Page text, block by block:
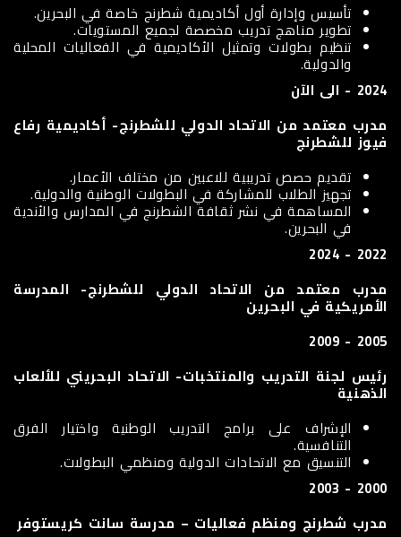
تأسيس وإدارة أول أكاديمية شطرنج خاصة في البحرين.
تطوير مناهج تدريب مخصصة لجميع المستويات.
تنظيم بطولات وتمثيل الأكاديمية في الفعاليات المحلية
والدولية.
2024 - الى الآن
مدرب معتمد من الاتحاد الدولي للشطرنج- أكاديمية رفاع
فيوز للشطرنج
تقديم حصص تدريبية للاعبين من مختلف الأعمار.
تجهيز الطلاب للمشاركة في البطولات الوطنية والدولية.
المساهمة في نشر ثقافة الشطرنج في المدارس والأندية
في البحرين.
2022 - 2024
مدرب معتمد من الاتحاد الدولي للشطرنج- المدرسة
الأمريكية في البحرين
2005 - 2009
رئيس لجنة التدريب والمنتخبات- الاتحاد البحريني للألعاب
الذهنية
الإشراف على برامج التدريب الوطنية واختيار الفرق
التنافسية.
التنسيق مع الاتحادات الدولية ومنظمي البطولات.
2000 - 2003
مدرب شطرنج ومنظم فعاليات – مدرسة سانت كريستوفر